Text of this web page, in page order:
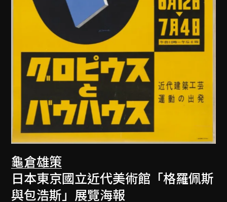
龜倉雄策
日本東京國立近代美術館「格羅佩斯
與包浩斯」展覽海報